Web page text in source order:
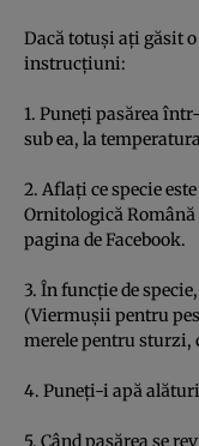
Dacă totuşi aţi găsit
instrucţiuni:
1. Puneţi pasărea
sub ea, la
2. Aflaţi ce specie
Ornitologică Română
pagina de Facebook.
3. În funcţie de
(Viermuşii pentru
merele pentru sturzi,
4. Puneţi-i apă
5. Când pasărea se